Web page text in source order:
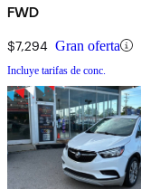
FWD
$7,294 Gran oferta
Incluye tarifas de conc.